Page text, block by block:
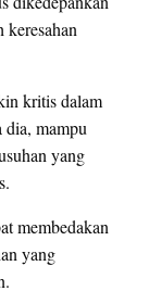
kritis dalam
dia, mampu
yang
membedakan
yang